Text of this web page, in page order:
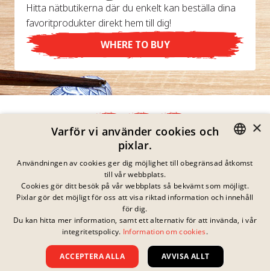
Hitta nätbutikerna där du enkelt kan beställa dina
favoritprodukter direkt hem till dig!
WHERE TO BUY
Integritetspolicy
Impressum
Juridisk Information
Kontakta
Cookies
Vanliga Frågor
Nedladdningar
Whistleblowing
Inga pågående
tävlingar just nu
Allmänna Villkor
GERMAN
FRENCH
DANISH
HUNGARIAN
×
Varför vi använder cookies och
pixlar.
Användningen av cookies ger dig möjlighet till obegränsad åtkomst
till vår webbplats.
Cookies gör ditt besök på vår webbplats så bekvämt som möjligt.
Pixlar gör det möjligt för oss att visa riktad information och innehåll
för dig.
Du kan hitta mer information, samt ett alternativ för att invända, i vår
integritetspolicy. Information om cookies.
ACCEPTERA ALLA AVVISA ALLT